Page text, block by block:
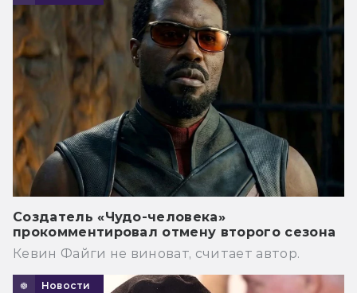
Создатель «Чудо-человека»
прокомментировал отмену второго сезона
Кевин Файги не виноват, считает автор.
Новости